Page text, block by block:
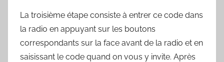
La troisième étape consiste à entrer ce code dans
la radio en appuyant sur les boutons
correspondants sur la face avant de la radio et en
saisissant le code quand on vous y invite. Après